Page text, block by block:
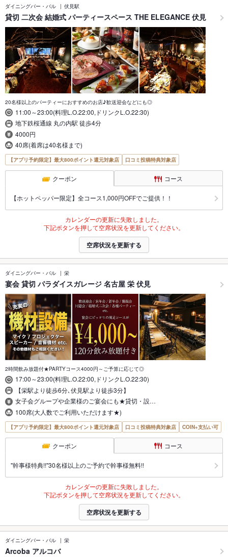
ダイニングバー・バル 伏見駅
貸切 二次会 結婚式 パーティースペース THE ELEGANCE 伏見
20名様以上のパーティーにおすすめのお店♪歓送迎会などにも◎
11:00～23:00(料理L.O.22:00,ドリンクL.O.22:30)
地下鉄桜通線 丸の内駅 徒歩4分
4000円
40席(着席は40名様まで)
【アプリ予約限定】最大800ポイント還元対象店 口コミ投稿特典対象店
クーポン コース
【ホットペッパー限定】全コース1,000円OFFでご提供！！
カレンダーの更新に失敗しました。
下記ボタンを押して空席状況を更新してください。
空席状況を更新する
ダイニングバー・バル 栄
宴会 貸切 パラダイスガレージ 名古屋 栄 伏見
2時間飲み放題付★PARTYコース4000円～ご予算に応じて◎
17:00～23:00(料理L.O.22:00,ドリンクL.O.22:30)
【栄駅より徒歩6分､伏見駅より徒歩3分】
女子会グループや企業様のご宴会にも★貸切・設…
100席(大人数でご利用いただけます★)
【アプリ予約限定】最大800ポイント還元対象店 口コミ投稿特典対象店 COIN+支払い可
クーポン コース
"幹事様特典!!"30名様以上のご予約で幹事様無料!!
カレンダーの更新に失敗しました。
下記ボタンを押して空席状況を更新してください。
空席状況を更新する
ダイニングバー・バル 栄
Arcoba アルコバ